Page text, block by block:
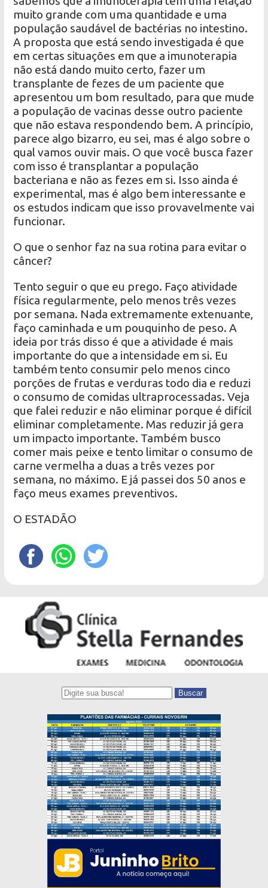
muito grande com uma quantidade e uma
população saudável de bactérias no intestino.
A proposta que está sendo investigada é que
em certas situações em que a imunoterapia
não está dando muito certo, fazer um
transplante de fezes de um paciente que
apresentou um bom resultado, para que mude
a população de vacinas desse outro paciente
que não estava respondendo bem. A princípio,
parece algo bizarro, eu sei, mas é algo sobre o
qual vamos ouvir mais. O que você busca fazer
com isso é transplantar a população
bacteriana e não as fezes em si. Isso ainda é
experimental, mas é algo bem interessante e
os estudos indicam que isso provavelmente vai
funcionar.
O que o senhor faz na sua rotina para evitar o
câncer?
Tento seguir o que eu prego. Faço atividade
física regularmente, pelo menos três vezes
por semana. Nada extremamente extenuante,
faço caminhada e um pouquinho de peso. A
ideia por trás disso é que a atividade é mais
importante do que a intensidade em si. Eu
também tento consumir pelo menos cinco
porções de frutas e verduras todo dia e reduzi
o consumo de comidas ultraprocessadas. Veja
que falei reduzir e não eliminar porque é difícil
eliminar completamente. Mas reduzir já gera
um impacto importante. Também busco
comer mais peixe e tento limitar o consumo de
carne vermelha a duas a três vezes por
semana, no máximo. E já passei dos 50 anos e
faço meus exames preventivos.
O ESTADÃO
Buscar